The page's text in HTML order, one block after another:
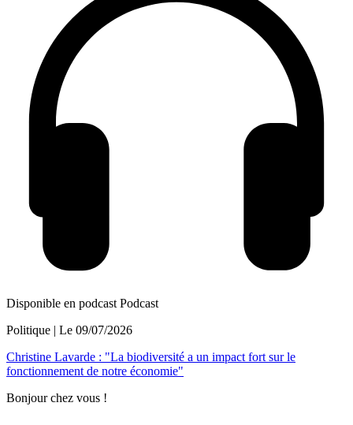
Disponible en podcast Podcast
Politique | Le 09/07/2026
Christine Lavarde : "La biodiversité a un impact fort sur le
fonctionnement de notre économie"
Bonjour chez vous !